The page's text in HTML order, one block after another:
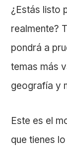
¿Estás listo
realmente?
pondrá a
temas más
geografía y
Este es el
que tienes